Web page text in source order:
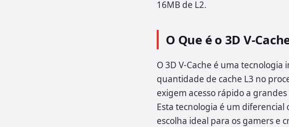
16MB de L2.
O Que é o 3D V-
O 3D V-Cache é uma
quantidade de cache L3 no
exigem acesso rápido a
Esta tecnologia é um diferencial
escolha ideal para os gamers e